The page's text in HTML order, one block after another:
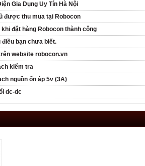
Gia Dụng Uy Tín Hà Nội
được thu mua tại Robocon
đặt hàng Robocon thành công
điều bạn chưa biết.
website robocon.vn
kiểm tra
nguồn ổn áp 5v (3A)
dc-dc